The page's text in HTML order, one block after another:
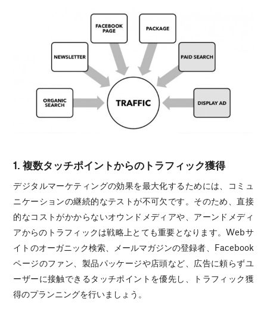
1. 複数タッチポイントからのトラフィック獲得
デジタルマーケティングの効果を最大化するためには、コミュ
ニケーションの継続的なテストが不可欠です。そのため、直接
的なコストがかからないオウンドメディアや、アーンドメディ
アからのトラフィックは戦略上とても重要となります。Webサ
イトのオーガニック検索、メールマガジンの登録者、Facebook
ページのファン、製品パッケージや店頭など、広告に頼らずユ
ーザーに接触できるタッチポイントを優先し、トラフィック獲
得のプランニングを行いましょう。